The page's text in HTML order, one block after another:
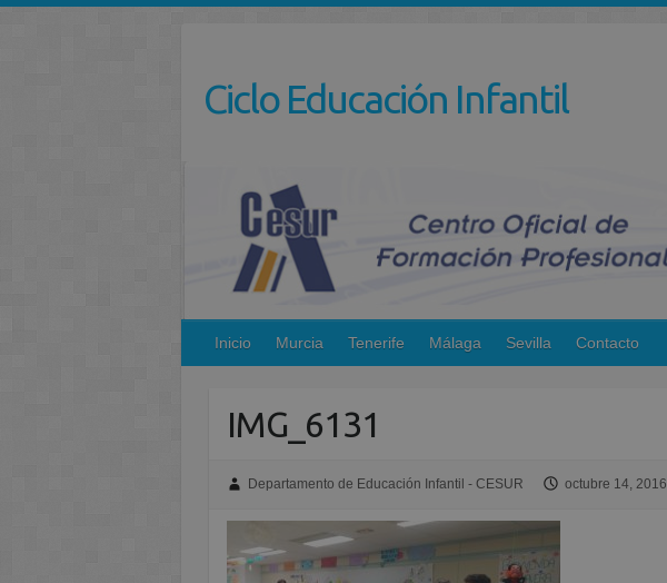
Ciclo Educación Infantil
Inicio Murcia Tenerife Málaga Sevilla Contacto
IMG_6131
Departamento de Educación Infantil - CESUR octubre 14, 2016